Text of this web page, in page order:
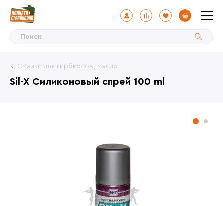
Sil-X Силиконовый спрей 100 ml
Смазки для гирбкосов, масло